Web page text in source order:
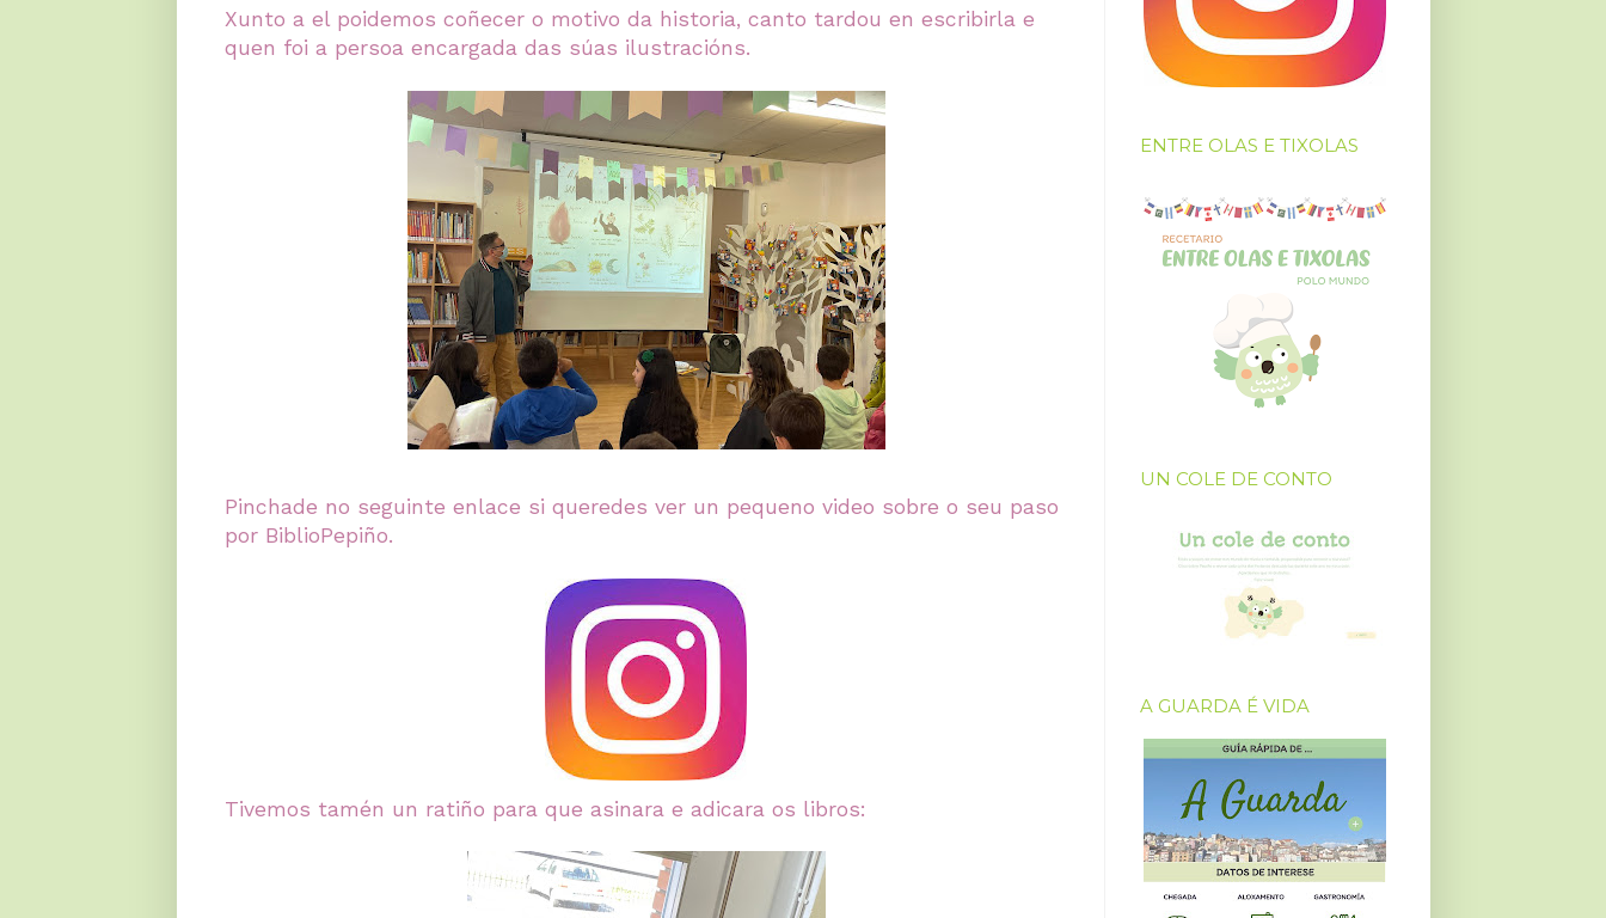
Xunto a el poidemos coñecer o motivo da historia, canto tardou en escribirla e
quen foi a persoa encargada das súas ilustracións.
Pinchade no seguinte enlace si queredes ver un pequeno video sobre o seu paso
por BiblioPepiño.
Tivemos tamén un ratiño para que asinara e adicara os libros:
ENTRE OLAS E TIXOLAS
UN COLE DE CONTO
A GUARDA É VIDA